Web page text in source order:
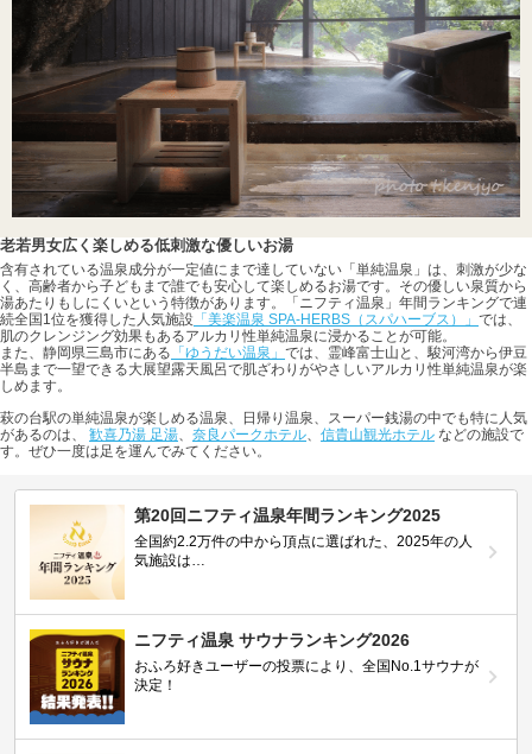
老若男女広く楽しめる低刺激な優しいお湯
含有されている温泉成分が一定値にまで達していない「単純温泉」は、刺激が少な
く、高齢者から子どもまで誰でも安心して楽しめるお湯です。その優しい泉質から
湯あたりもしにくいという特徴があります。「ニフティ温泉」年間ランキングで連
続全国1位を獲得した人気施設 「美楽温泉 SPA-HERBS（スパハーブス）」 では、
肌のクレンジング効果もあるアルカリ性単純温泉に浸かることが可能。
また、静岡県三島市にある 「ゆうだい温泉」 では、霊峰富士山と、駿河湾から伊豆
半島まで一望できる大展望露天風呂で肌ざわりがやさしいアルカリ性単純温泉が楽
しめます。
萩の台駅の単純温泉が楽しめる温泉、日帰り温泉、スーパー銭湯の中でも特に人気
があるのは、 歓喜乃湯 足湯、 奈良パークホテル、 信貴山観光ホテル などの施設で
す。ぜひ一度は足を運んでみてください。
第20回ニフティ温泉年間ランキング2025
全国約2.2万件の中から頂点に選ばれた、2025年の人
気施設は…
ニフティ温泉 サウナランキング2026
おふろ好きユーザーの投票により、全国No.1サウナが
決定！